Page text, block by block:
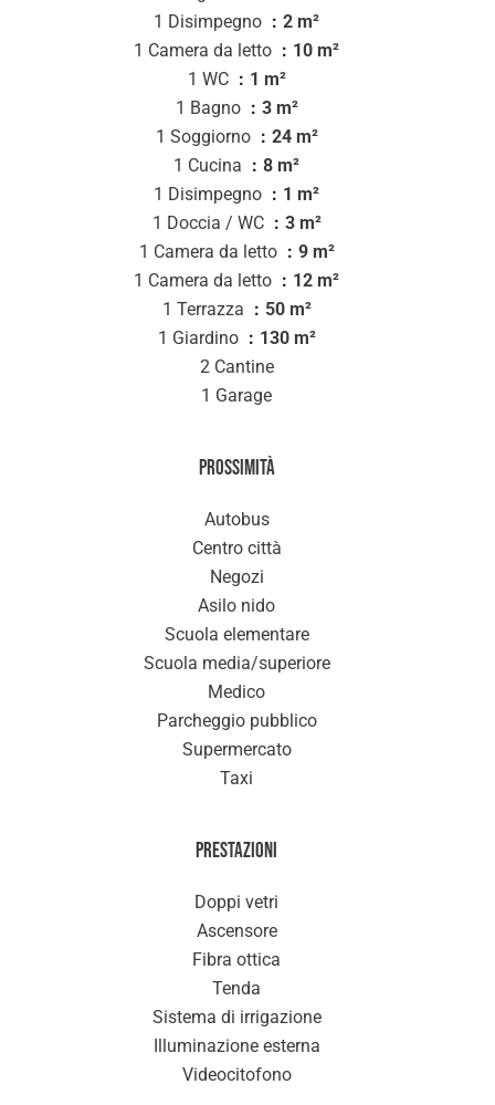
1 Disimpegno
2 m²
1 Camera da letto
10 m²
1 WC
1 m²
1 Bagno
3 m²
1 Soggiorno
24 m²
1 Cucina
8 m²
1 Disimpegno
1 m²
1 Doccia / WC
3 m²
1 Camera da letto
9 m²
1 Camera da letto
12 m²
1 Terrazza
50 m²
1 Giardino
130 m²
2 Cantine
1 Garage
Prossimità
Autobus
Centro città
Negozi
Asilo nido
Scuola elementare
Scuola media/superiore
Medico
Parcheggio pubblico
Supermercato
Taxi
Prestazioni
Doppi vetri
Ascensore
Fibra ottica
Tenda
Sistema di irrigazione
Illuminazione esterna
Videocitofono